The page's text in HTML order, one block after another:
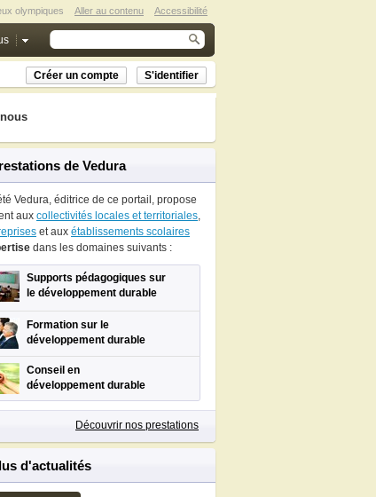
Accessibilité
Aller au contenu
olympiques
Créer un compte S'identifier
de Vedura
Vedura, éditrice de ce portail, propose
aux collectivités locales et territoriales,
et aux établissements scolaires
dans les domaines suivants :
Supports pédagogiques sur
le développement durable
Formation sur le
développement durable
Conseil en
développement durable
Découvrir nos prestations
d'actualités